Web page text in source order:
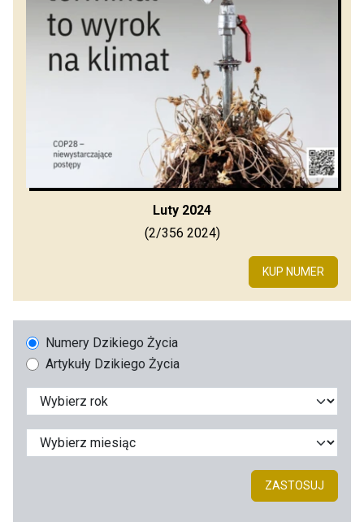
Luty 2024
(2/356 2024)
KUP NUMER
Numery Dzikiego Życia
Artykuły Dzikiego Życia
ZASTOSUJ